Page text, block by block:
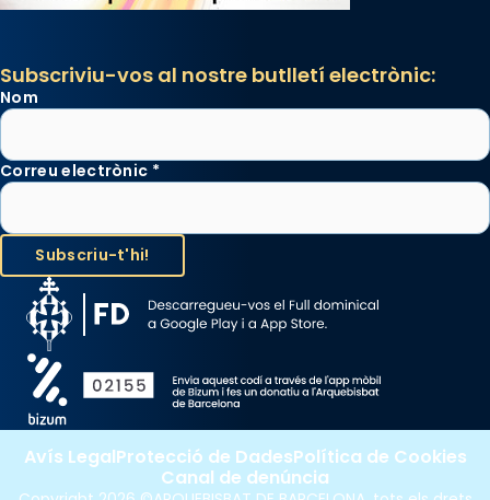
Subscriviu-vos al nostre butlletí electrònic:
Nom
Correu electrònic *
Avís LegalProtecció de DadesPolítica de Cookies
Canal de denúncia